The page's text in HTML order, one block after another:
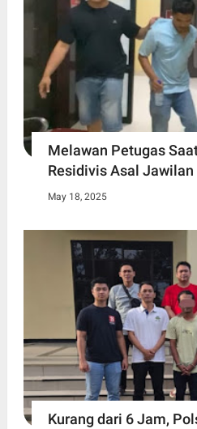
Melawan Petugas
Residivis Asal
May 18, 2025
Kurang dari 6 Jam,